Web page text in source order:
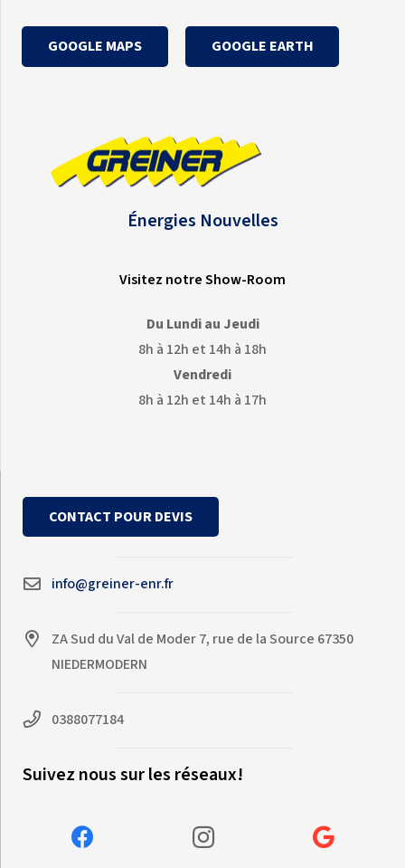
GOOGLE MAPS GOOGLE EARTH
Énergies Nouvelles
Visitez notre Show-Room
Du Lundi au Jeudi
8h à 12h et 14h à 18h
Vendredi
8h à 12h et 14h à 17h
CONTACT POUR DEVIS
info@greiner-enr.fr
ZA Sud du Val de Moder 7, rue de la Source 67350
NIEDERMODERN
0388077184
Suivez nous sur les réseaux!